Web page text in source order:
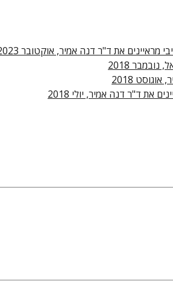
את ד"ר דנה אמיר, אוקטובר 2023
2018
2018
את ד"ר דנה אמיר, יולי 2018